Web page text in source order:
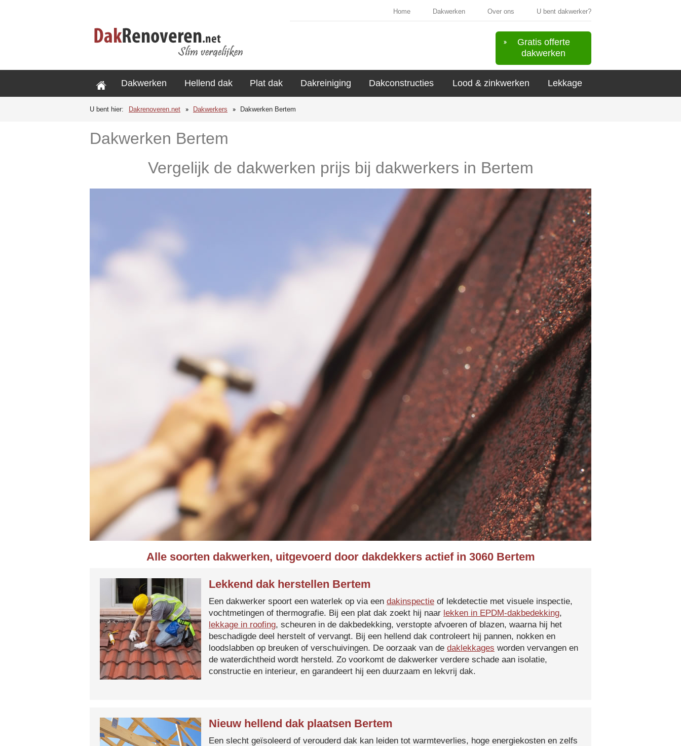
Home Dakwerken Over ons U bent dakwerker?
Gratis offerte
dakwerken
Dakwerken Hellend dak Plat dak Dakreiniging Dakconstructies Lood & zinkwerken Lekkage
U bent hier: Dakrenoveren.net Dakwerkers Dakwerken Bertem
Dakwerken Bertem
Vergelijk de dakwerken prijs bij dakwerkers in Bertem
Alle soorten dakwerken, uitgevoerd door dakdekkers actief in 3060 Bertem
Lekkend dak herstellen Bertem
Een dakwerker spoort een waterlek op via een dakinspectie of lekdetectie met visuele inspectie,
vochtmetingen of thermografie. Bij een plat dak zoekt hij naar lekken in EPDM-dakbedekking,
lekkage in roofing, scheuren in de dakbedekking, verstopte afvoeren of blazen, waarna hij het
beschadigde deel herstelt of vervangt. Bij een hellend dak controleert hij pannen, nokken en
loodslabben op breuken of verschuivingen. De oorzaak van de daklekkages worden vervangen en
de waterdichtheid wordt hersteld. Zo voorkomt de dakwerker verdere schade aan isolatie,
constructie en interieur, en garandeert hij een duurzaam en lekvrij dak.
Nieuw hellend dak plaatsen Bertem
Een slecht geïsoleerd of verouderd dak kan leiden tot warmteverlies, hoge energiekosten en zelfs